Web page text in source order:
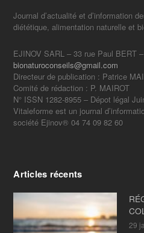
Journal d’actualité et d’information
diététique, alimentation naturelle et
EJINOV SARL – 33 rue Paul BERT
bionaturoconseils@gmail.com
Directeur de publication : Patrice
Comité de rédaction : P. MAIROT
N° ISSN 1282-8955 – Dépot légal
Vitaleforme est un journal
société Ejinov® 04 74 09 82 60
Articles récents
29